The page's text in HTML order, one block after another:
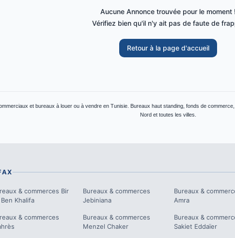
Aucune Annonce trouvée pour le moment !
Vérifiez bien qu'il n'y ait pas de faute de
Retour à la page d'accueil
et bureaux à louer ou à vendre en Tunisie. Bureaux haut standing, fonds de
Nord et toutes les villes.
& commerces Bir
Khalifa
Bureaux & commerces
Jebiniana
Bureaux &
Amra
& commerces
Bureaux & commerces
Menzel Chaker
Bureaux &
Sakiet Eddaïer